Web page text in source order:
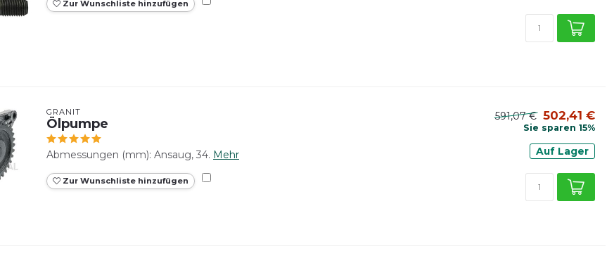
Zur Wunschliste hinzufügen
GRANIT
Ölpumpe
Abmessungen (mm): Ansaug, 34. Mehr
Zur Wunschliste hinzufügen
591,07 € 502,41 €
Sie sparen 15%
Auf Lager